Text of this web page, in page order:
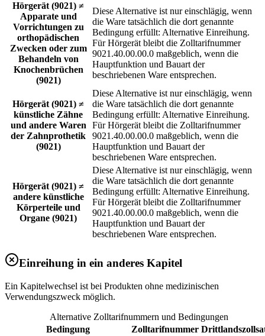
Hörgerät (9021) ≠
Apparate und
Vorrichtungen zu
orthopädischen
Zwecken oder zum
Behandeln von
Knochenbrüchen
(9021)
Diese Alternative ist nur einschlägig, wenn
die Ware tatsächlich die dort genannte
Bedingung erfüllt: Alternative Einreihung.
Für Hörgerät bleibt die Zolltarifnummer
9021.40.00.00.0 maßgeblich, wenn die
Hauptfunktion und Bauart der
beschriebenen Ware entsprechen.
Hörgerät (9021) ≠
künstliche Zähne
und andere Waren
der Zahnprothetik
(9021)
Diese Alternative ist nur einschlägig, wenn
die Ware tatsächlich die dort genannte
Bedingung erfüllt: Alternative Einreihung.
Für Hörgerät bleibt die Zolltarifnummer
9021.40.00.00.0 maßgeblich, wenn die
Hauptfunktion und Bauart der
beschriebenen Ware entsprechen.
Hörgerät (9021) ≠
andere künstliche
Körperteile und
Organe (9021)
Diese Alternative ist nur einschlägig, wenn
die Ware tatsächlich die dort genannte
Bedingung erfüllt: Alternative Einreihung.
Für Hörgerät bleibt die Zolltarifnummer
9021.40.00.00.0 maßgeblich, wenn die
Hauptfunktion und Bauart der
beschriebenen Ware entsprechen.
Einreihung in ein anderes Kapitel
Ein Kapitelwechsel ist bei Produkten ohne medizinischen
Verwendungszweck möglich.
Alternative Zolltarifnummern und Bedingungen
Bedingung
Zolltarifnummer